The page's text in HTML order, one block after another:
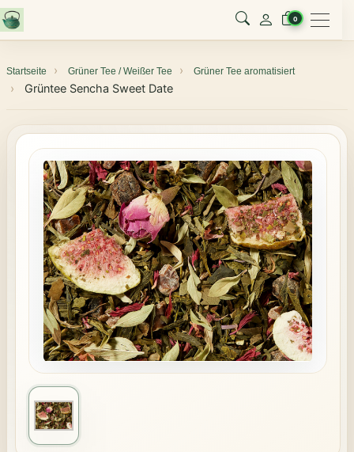
0 Menu
Startseite Grüner Tee / Weißer Tee Grüner Tee aromatisiert
Grüntee Sencha Sweet Date